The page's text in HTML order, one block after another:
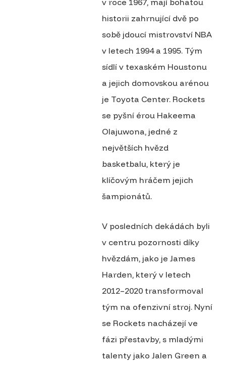
v roce 1967, mají bohatou
historii zahrnující dvě po
sobě jdoucí mistrovství NBA
v letech 1994 a 1995. Tým
sídlí v texaském Houstonu
a jejich domovskou arénou
je Toyota Center. Rockets
se pyšní érou Hakeema
Olajuwona, jedné z
největších hvězd
basketbalu, který je
klíčovým hráčem jejich
šampionátů.
V posledních dekádách byli
v centru pozornosti díky
hvězdám, jako je James
Harden, který v letech
2012–2020 transformoval
tým na ofenzivní stroj. Nyní
se Rockets nacházejí ve
fázi přestavby, s mladými
talenty jako Jalen Green a